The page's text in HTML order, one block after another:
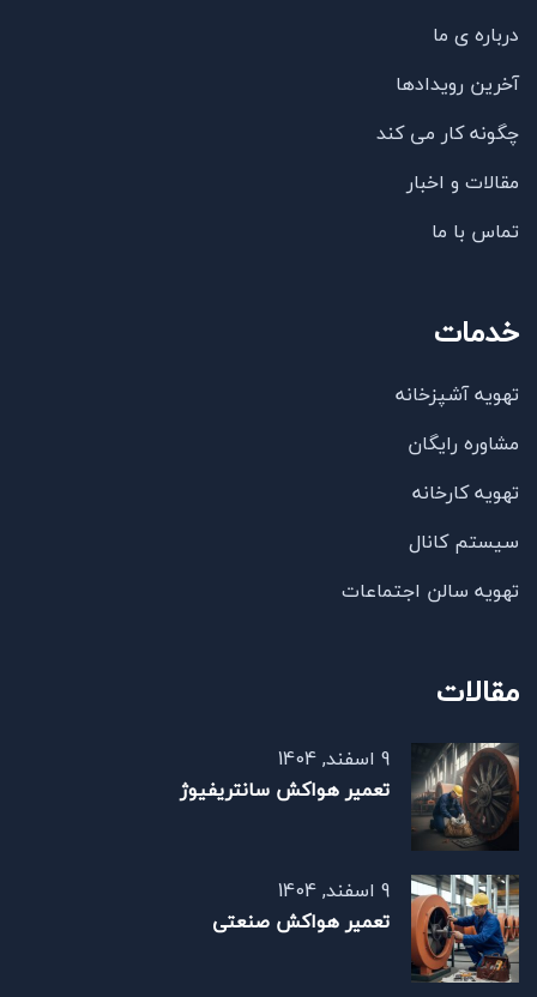
درباره ی ما
آخرین رویدادها
چگونه کار می کند
مقالات و اخبار
تماس با ما
خدمات
تهویه آشپزخانه
مشاوره رایگان
تهویه کارخانه
سیستم کانال
تهویه سالن اجتماعات
مقالات
9 اسفند, 1404
تعمیر هواکش سانتریفیوژ
9 اسفند, 1404
تعمیر هواکش صنعتی